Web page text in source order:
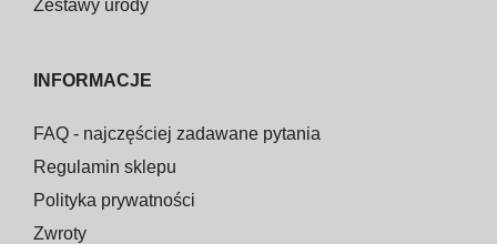
Zestawy urody
INFORMACJE
FAQ - najczęściej zadawane pytania
Regulamin sklepu
Polityka prywatności
Zwroty